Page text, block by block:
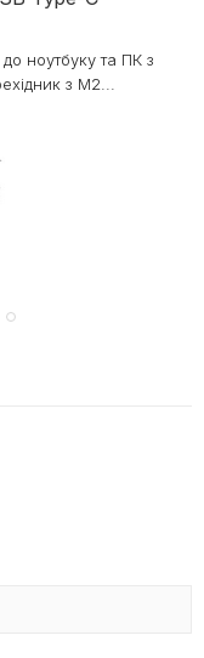
ноутбуку та ПК з
з M2...